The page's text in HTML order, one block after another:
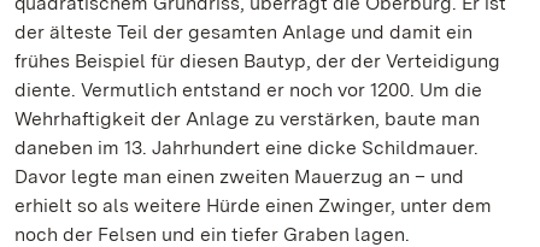
der älteste Teil der gesamten Anlage und damit ein
frühes Beispiel für diesen Bautyp, der der Verteidigung
diente. Vermutlich entstand er noch vor 1200. Um die
Wehrhaftigkeit der Anlage zu verstärken, baute man
daneben im 13. Jahrhundert eine dicke Schildmauer.
Davor legte man einen zweiten Mauerzug an – und
erhielt so als weitere Hürde einen Zwinger, unter dem
noch der Felsen und ein tiefer Graben lagen.